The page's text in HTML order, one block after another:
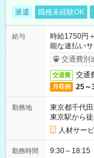
派遣 職種未経験OK
給与
時給1750円
能な速払い
交通費別
交通費 交通
月収例 25～
勤務地
東京都千代
東京駅から
人材サー
勤務時間 9:30～18:15